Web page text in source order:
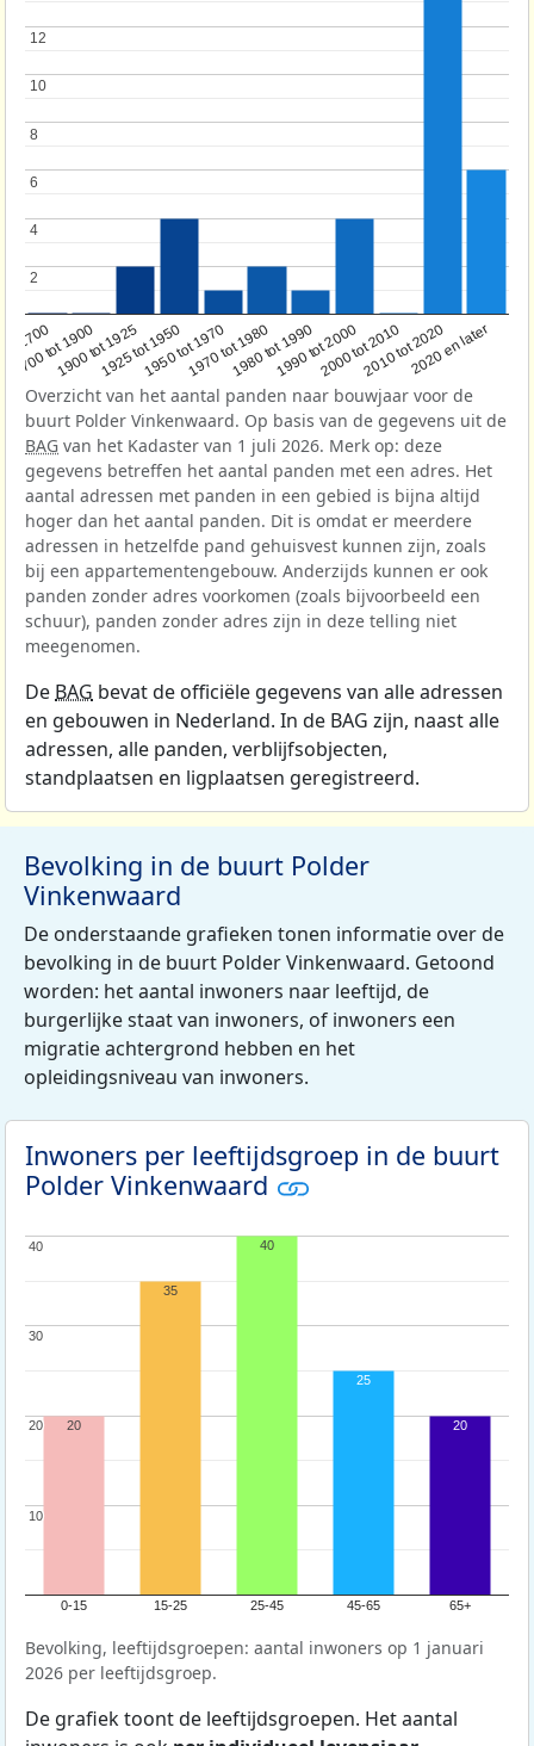
1700
1700 tot 1900
1900 tot 19251925 tot 19501950 tot 19701970 tot 19801980 tot 19901990 tot 20002000 tot 20102010 tot 20202020 en later
2
2
4
4
6
6
8
8
10
10
12
12
Overzicht van het aantal panden naar bouwjaar voor de
buurt Polder Vinkenwaard. Op basis van de gegevens uit de
BAG van het Kadaster van 1 juli 2026. Merk op: deze
gegevens betreffen het aantal panden met een adres. Het
aantal adressen met panden in een gebied is bijna altijd
hoger dan het aantal panden. Dit is omdat er meerdere
adressen in hetzelfde pand gehuisvest kunnen zijn, zoals
bij een appartementengebouw. Anderzijds kunnen er ook
panden zonder adres voorkomen (zoals bijvoorbeeld een
schuur), panden zonder adres zijn in deze telling niet
meegenomen.
De BAG bevat de officiële gegevens van alle adressen
en gebouwen in Nederland. In de BAG zijn, naast alle
adressen, alle panden, verblijfsobjecten,
standplaatsen en ligplaatsen geregistreerd.
Bevolking in de buurt Polder
Vinkenwaard
De onderstaande grafieken tonen informatie over de
bevolking in de buurt Polder Vinkenwaard. Getoond
worden: het aantal inwoners naar leeftijd, de
burgerlijke staat van inwoners, of inwoners een
migratie achtergrond hebben en het
opleidingsniveau van inwoners.
Inwoners per leeftijdsgroep in de buurt
Polder Vinkenwaard
0-15 15-25 25-45 45-65 65+
10
10
20
20
30
30
40
40
20
35
40
25
20
Bevolking, leeftijdsgroepen: aantal inwoners op 1 januari
2026 per leeftijdsgroep.
De grafiek toont de leeftijdsgroepen. Het aantal